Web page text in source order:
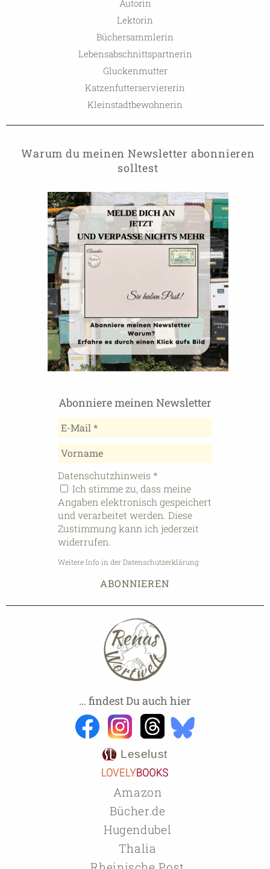
Autorin
Lektorin
Büchersammlerin
Lebensabschnittspartnerin
Gluckenmutter
Katzenfutterserviererin
Kleinstadtbewohnerin
Warum du meinen Newsletter abonnieren
solltest
Abonniere meinen Newsletter
Datenschutzhinweis *
Ich stimme zu, dass meine
Angaben elektronisch gespeichert
und verarbeitet werden. Diese
Zustimmung kann ich jederzeit
widerrufen.
Weitere Info in der Datenschutzerklärung
… findest Du auch hier
Leselust
Amazon
Bücher.de
Hugendubel
Thalia